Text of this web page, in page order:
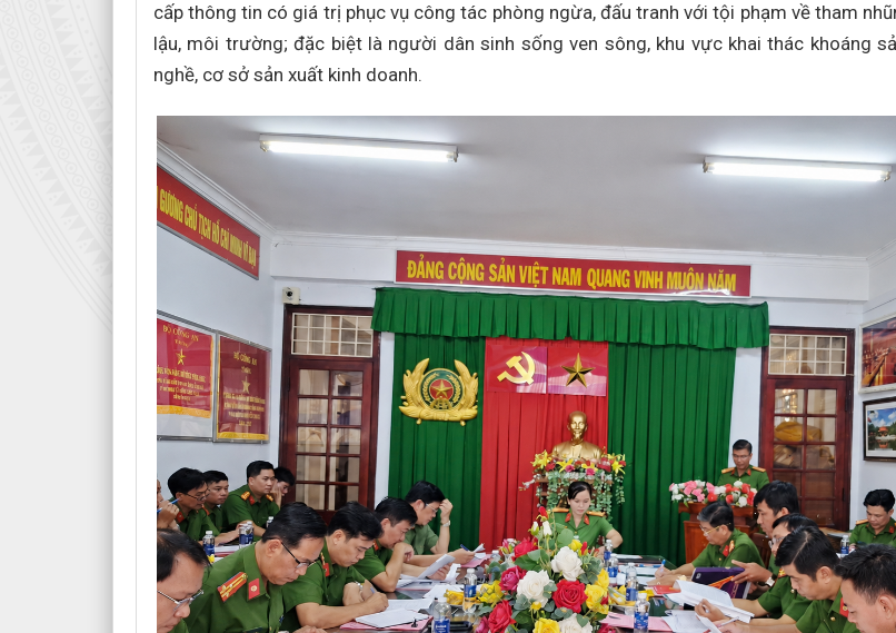
cấp thông tin có giá trị phục vụ công tác phòng ngừa, đấu tranh với tội phạm về tham
lậu, môi trường; đặc biệt là người dân sinh sống ven sông, khu vực khai thác khoáng
nghề, cơ sở sản xuất kinh doanh.